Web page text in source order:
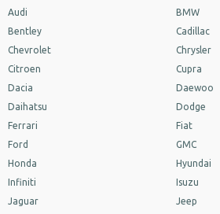
Audi
BMW
Bentley
Cadillac
Chevrolet
Chrysler
Citroen
Cupra
Dacia
Daewoo
Daihatsu
Dodge
Ferrari
Fiat
Ford
GMC
Honda
Hyundai
Infiniti
Isuzu
Jaguar
Jeep